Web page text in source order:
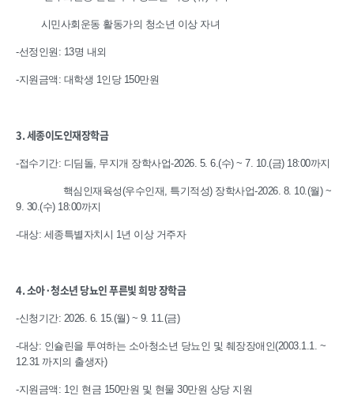
시민사회운동 활동가의 청소년 이상 자녀
-선정인원: 13명 내외
-지원금액: 대학생 1인당 150만원
3. 세종이도인재장학금
-접수기간: 디딤돌, 무지개 장학사업-2026. 5. 6.(수) ~ 7. 10.(금) 18:00까지
핵심인재육성(우수인재, 특기적성) 장학사업-2026. 8. 10.(월) ~
9. 30.(수) 18:00까지
-대상: 세종특별자치시 1년 이상 거주자
4. 소아·청소년 당뇨인 푸른빛 희망 장학금
-신청기간: 2026. 6. 15.(월) ~ 9. 11.(금)
-대상: 인슐린을 투여하는 소아청소년 당뇨인 및 췌장장애인(2003.1.1. ~
12.31 까지의 출생자)
-지원금액: 1인 현금 150만원 및 현물 30만원 상당 지원